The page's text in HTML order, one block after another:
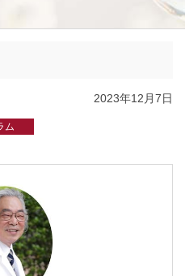
2023年12月7日
ム